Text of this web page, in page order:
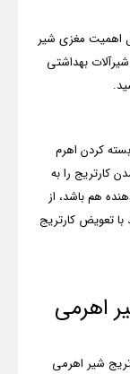
اهمیت مغزی شیر
بهداشتی
کردن اهرم
کارتریج را به
هم باشد، از
تعویض کارتریج
اهرمی
شیر اهرمی